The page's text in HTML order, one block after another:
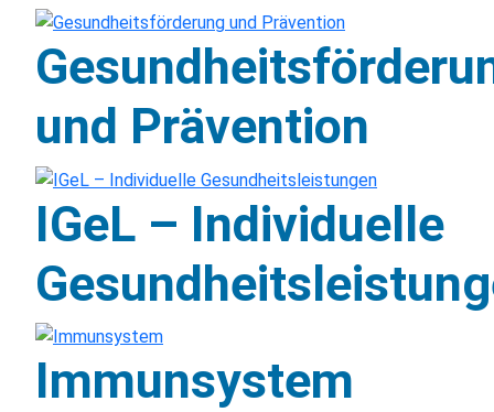
und Prävention
IGeL – Individuelle
Immunsystem